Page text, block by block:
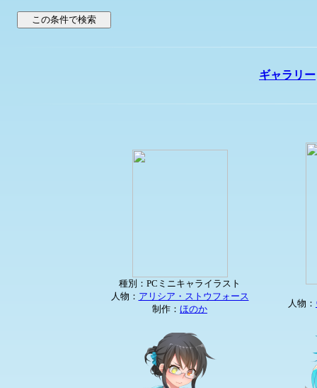
ギャラリー
種別：PCミニキャライラスト
人物： アリシア・ストウフォース
制作： ほのか
人物：